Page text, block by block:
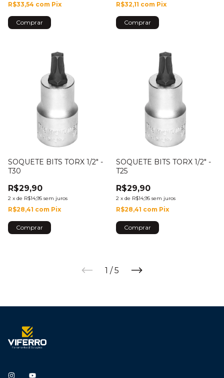
R$33,54 com Pix R$32,11 com Pix
SOQUETE BITS TORX 1/2" -
T30
R$29,90
2 x de R$14,95 sem juros
R$28,41 com Pix
SOQUETE BITS TORX 1/2" -
T25
R$29,90
2 x de R$14,95 sem juros
R$28,41 com Pix
1 / 5